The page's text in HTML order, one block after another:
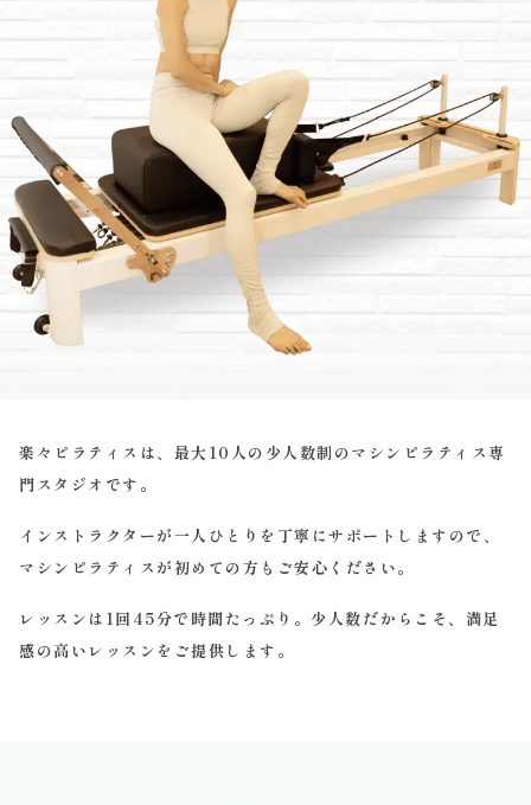
楽々ピラティスは、最大10人の少人数制のマシンピラティス専
門スタジオです。
インストラクターが一人ひとりを丁寧にサポートしますので、
マシンピラティスが初めての方もご安心ください。
レッスンは1回45分で時間たっぷり。少人数だからこそ、満足
感の高いレッスンをご提供します。